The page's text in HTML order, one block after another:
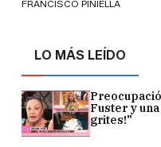
LO MÁS LEÍDO
Fuster y
grites!"
FRANCISCO PINIELLA